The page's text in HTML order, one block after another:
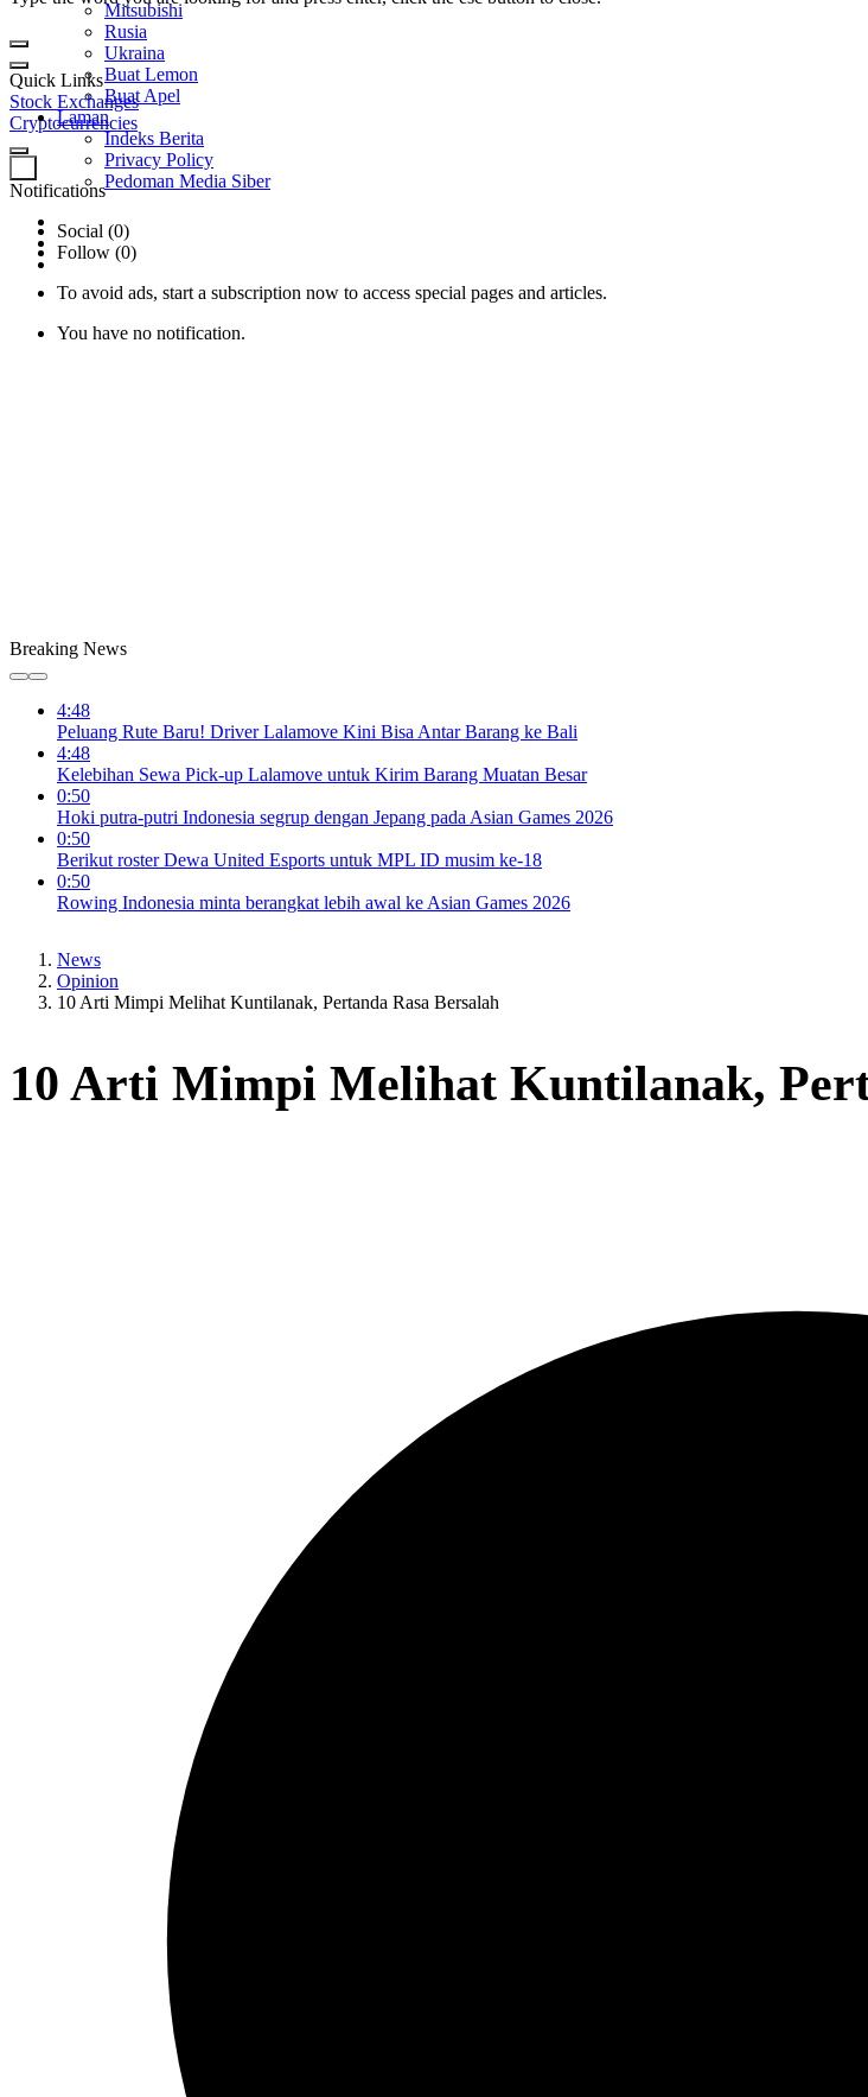
Quick Links
Stock Exchanges
Cryptocurrencies
Notifications
Social (0)
Follow (0)
To avoid ads, start a subscription now to access special pages and articles.
You have no notification.
Mitsubishi
Rusia
Ukraina
Buat Lemon
Buat Apel
Laman
Indeks Berita
Privacy Policy
Pedoman Media Siber
Breaking News
4:48
Peluang Rute Baru! Driver Lalamove Kini Bisa Antar Barang ke Bali
4:48
Kelebihan Sewa Pick-up Lalamove untuk Kirim Barang Muatan Besar
0:50
Hoki putra-putri Indonesia segrup dengan Jepang pada Asian Games 2026
0:50
Berikut roster Dewa United Esports untuk MPL ID musim ke-18
0:50
Rowing Indonesia minta berangkat lebih awal ke Asian Games 2026
News
Opinion
10 Arti Mimpi Melihat Kuntilanak, Pertanda Rasa Bersalah
10 Arti Mimpi Melihat Kuntilanak,